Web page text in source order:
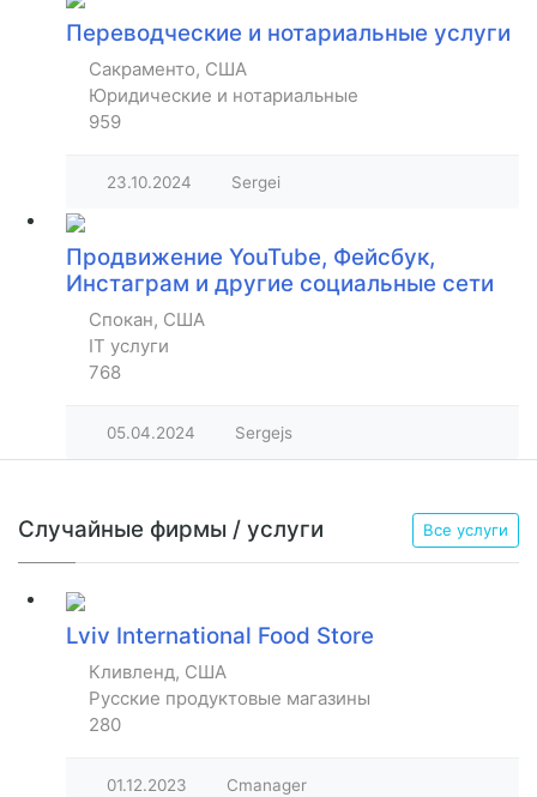
Переводческие и нотариальные услуги
Сакраменто, США
Юридические и нотариальные
959
23.10.2024 Sergei
Продвижение YouTube, Фейсбук,
Инстаграм и другие социальные сети
Спокан, США
IT услуги
768
05.04.2024 Sergejs
Случайные фирмы / услуги Все услуги
Lviv International Food Store
Кливленд, США
Русские продуктовые магазины
280
01.12.2023 Cmanager